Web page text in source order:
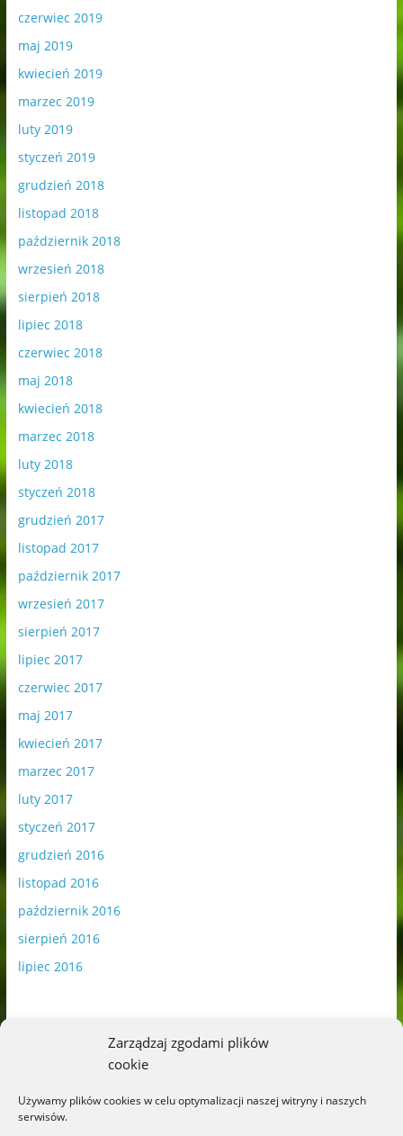
Zarządzaj zgodami plików
cookie
Używamy plików cookies w celu optymalizacji naszej witryny i naszych
serwisów.
czerwiec 2019
maj 2019
kwiecień 2019
marzec 2019
luty 2019
styczeń 2019
grudzień 2018
listopad 2018
październik 2018
wrzesień 2018
sierpień 2018
lipiec 2018
czerwiec 2018
maj 2018
kwiecień 2018
marzec 2018
luty 2018
styczeń 2018
grudzień 2017
listopad 2017
październik 2017
wrzesień 2017
sierpień 2017
lipiec 2017
czerwiec 2017
maj 2017
kwiecień 2017
marzec 2017
luty 2017
styczeń 2017
grudzień 2016
listopad 2016
październik 2016
sierpień 2016
lipiec 2016